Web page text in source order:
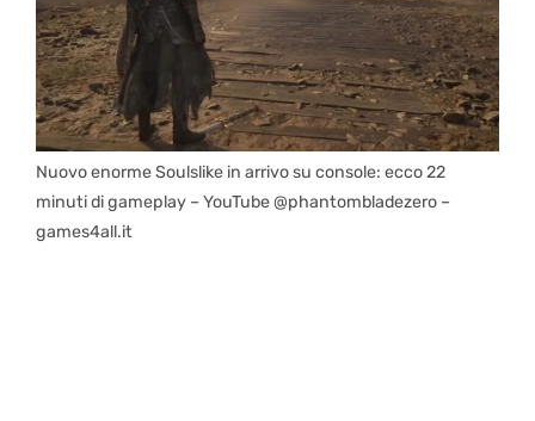
Nuovo enorme Soulslike in arrivo su console: ecco 22
minuti di gameplay – YouTube @phantombladezero –
games4all.it